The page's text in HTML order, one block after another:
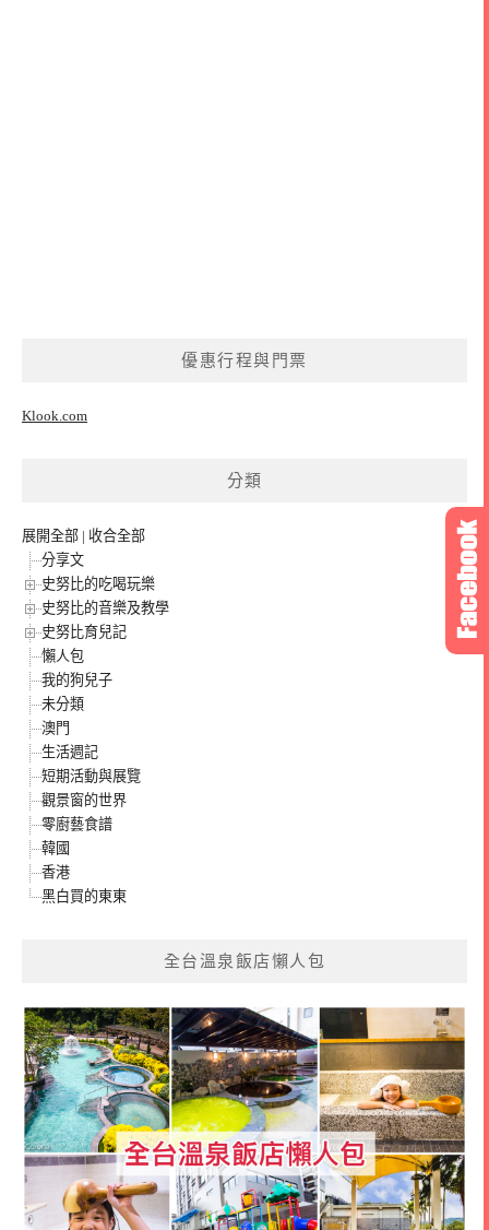
優惠行程與門票
Klook.com
分類
展開全部 | 收合全部
分享文
史努比的吃喝玩樂
史努比的音樂及教學
史努比育兒記
懶人包
我的狗兒子
未分類
澳門
生活週記
短期活動與展覽
觀景窗的世界
零廚藝食譜
韓國
香港
黑白買的東東
全台溫泉飯店懶人包